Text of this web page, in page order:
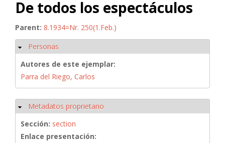
De todos los espectáculos
Parent: 8.1934=Nr. 250(1.Feb.)
Ocultar
Personas
Autores de este ejemplar:
Parra del Riego, Carlos
Ocultar
Metadatos proprietario
Sección: section
Enlace presentación: